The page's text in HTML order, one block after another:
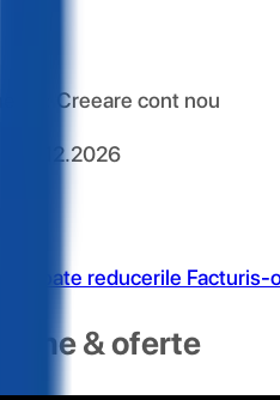
: Creeare cont nou
31.12.2026
toate reducerile Facturis-
& oferte